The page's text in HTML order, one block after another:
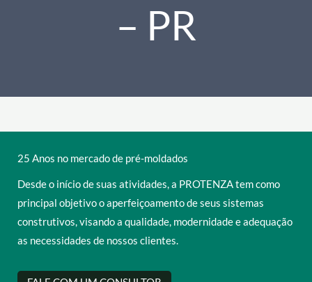
– PR
25 Anos no mercado de pré-moldados
Desde o início de suas atividades, a PROTENZA tem como
principal objetivo o aperfeiçoamento de seus sistemas
construtivos, visando a qualidade, modernidade e adequação
as necessidades de nossos clientes.